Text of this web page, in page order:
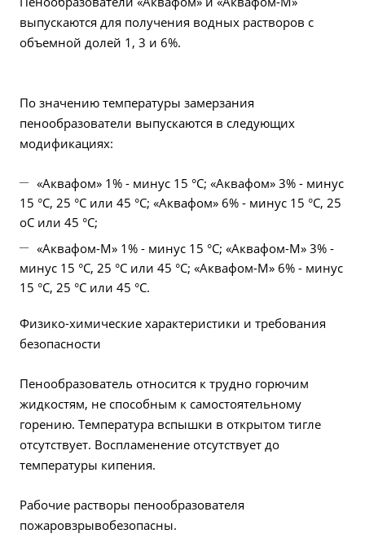
выпускаются для получения водных растворов с
объемной долей 1, 3 и 6%.
По значению температуры замерзания
пенообразователи выпускаются в следующих
модификациях:
«Аквафом» 1% - минус 15 °С; «Аквафом» 3% - минус
15 °С, 25 °С или 45 °С; «Аквафом» 6% - минус 15 °С, 25
оС или 45 °С;
«Аквафом-М» 1% - минус 15 °С; «Аквафом-М» 3% -
минус 15 °С, 25 °С или 45 °С; «Аквафом-М» 6% - минус
15 °С, 25 °С или 45 °С.
Физико-химические характеристики и требования
безопасности
Пенообразователь относится к трудно горючим
жидкостям, не способным к самостоятельному
горению. Температура вспышки в открытом тигле
отсутствует. Воспламенение отсутствует до
температуры кипения.
Рабочие растворы пенообразователя
пожаровзрывобезопасны.